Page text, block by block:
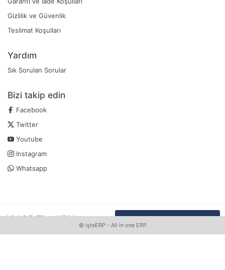
181,05 TL+KDV
Whatsapp Sipariş Vermek İçin Tıklayın
Gizlilik ve Güvenlik
Teslimat Koşulları
Yardım
Sık Sorulan Sorular
Bizi takip edin
Facebook
Twitter
Youtube
Instagram
Whatsapp
© işteERP- All in one ERP